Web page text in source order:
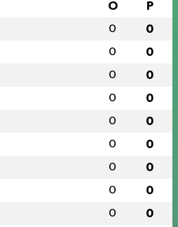
O P
0 0
0 0
0 0
0 0
0 0
0 0
0 0
0 0
0 0